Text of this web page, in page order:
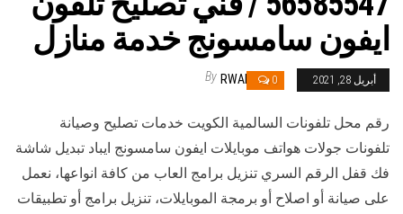
ايفون سامسونج خدمة منازل
أبريل 28, 2021 0
By RWAN
رقم محل تلفونات السالمية الكويت خدمات تصليح وصيانة
تلفونات جولات هواتف موبايلات ايفون سامسونج ايباد تبديل شاشة
فك قفل الرقم السري تنزيل برامج العاب من كافة انواعها، نعمل
على صيانة أو اصلاح أو برمجة الموبايلات، تنزيل برامج أو تطبيقات